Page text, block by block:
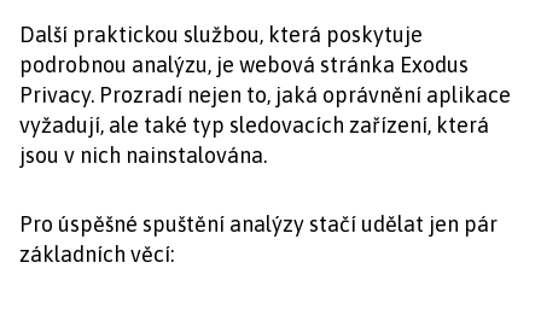
Další praktickou službou, která poskytuje
podrobnou analýzu, je webová stránka Exodus
Privacy. Prozradí nejen to, jaká oprávnění aplikace
vyžadují, ale také typ sledovacích zařízení, která
jsou v nich nainstalována.
Pro úspěšné spuštění analýzy stačí udělat jen pár
základních věcí: